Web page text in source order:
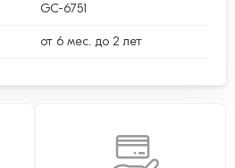
GC-6751
от 6 мес. до 2 лет